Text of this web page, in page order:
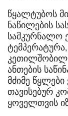
წყალტუბოს
ნაწილების
სამკურნალო
კეთილშობილი
ანთების
მძიმე წყლები
თავისებურ
ყოველთვის